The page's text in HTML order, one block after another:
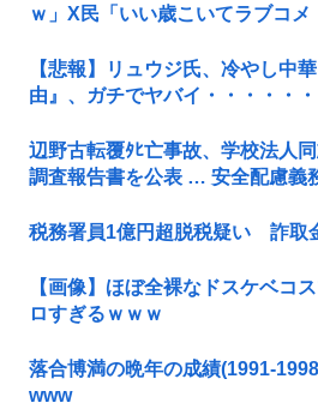
ｗ」X民「いい歳こいてラブコメ
【悲報】リュウジ氏、冷やし中
由』、ガチでヤバイ・・・・・・
辺野古転覆ﾀﾋ亡事故、学校法人
調査報告書を公表 … 安全配慮義
税務署員1億円超脱税疑い 詐取
【画像】ほぼ全裸なドスケベコ
ロすぎるｗｗｗ
落合博満の晩年の成績(1991-
www